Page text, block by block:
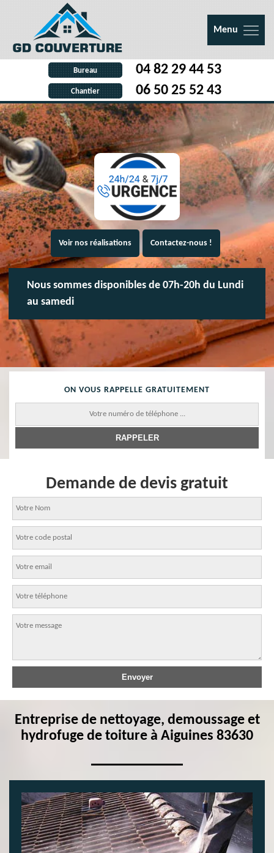
Menu
Bureau 04 82 29 44 53
Chantier 06 50 25 52 43
Voir nos réalisations Contactez-nous !
Nous sommes disponibles de 07h-20h du Lundi
au samedi
ON VOUS RAPPELLE GRATUITEMENT
Demande de devis gratuit
Entreprise de nettoyage, demoussage et
hydrofuge de toiture à Aiguines 83630